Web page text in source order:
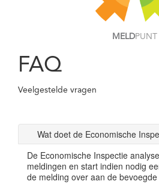
MELDPUNT
FAQ
Veelgestelde vragen
Wat doet de Economische
De Economische Inspectie
meldingen en start indien nodig
de melding over aan de